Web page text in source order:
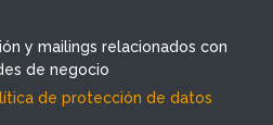
y mailings relacionados con
de negocio
de protección de datos